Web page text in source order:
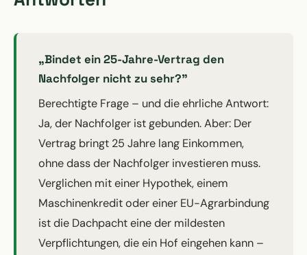
„Bindet ein 25-Jahre-Vertrag den
Nachfolger nicht zu sehr?"
Berechtigte Frage – und die ehrliche Antwort:
Ja, der Nachfolger ist gebunden. Aber: Der
Vertrag bringt 25 Jahre lang Einkommen,
ohne dass der Nachfolger investieren muss.
Verglichen mit einer Hypothek, einem
Maschinenkredit oder einer EU-Agrarbindung
ist die Dachpacht eine der mildesten
Verpflichtungen, die ein Hof eingehen kann –